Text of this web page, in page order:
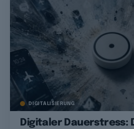
DIGITALISIERUNG
Digitaler Dauerstress: